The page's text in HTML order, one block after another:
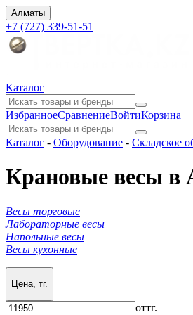
Алматы
+7 (727) 339-51-51
Каталог
ИзбранноеСравнениеВойтиКорзина
Каталог - Оборудование - Складское
Крановые весы в
Весы торговые
Лабораторные весы
Напольные весы
Весы кухонные
Цена, тг.
оттг.